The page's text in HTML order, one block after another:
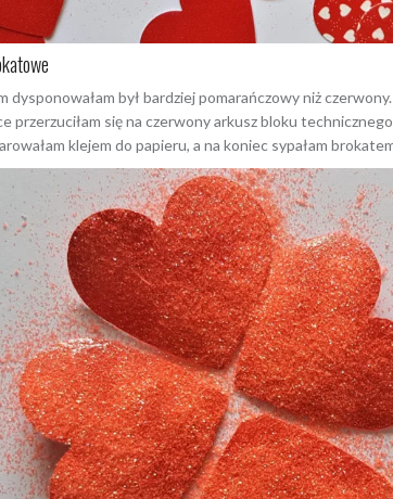
dysponowałam był bardziej pomarańczowy niż
przerzuciłam się na czerwony arkusz bloku
klejem do papieru, a na koniec sypałam